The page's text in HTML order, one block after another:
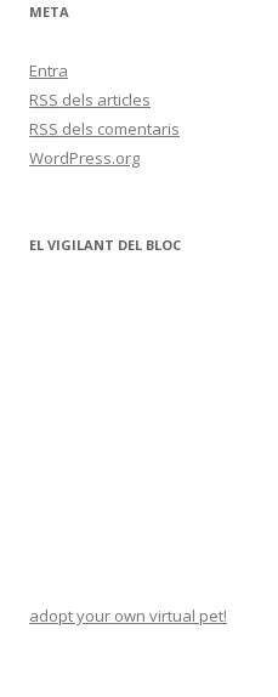
META
Entra
RSS dels articles
RSS dels comentaris
WordPress.org
EL VIGILANT DEL BLOC
adopt your own virtual pet!